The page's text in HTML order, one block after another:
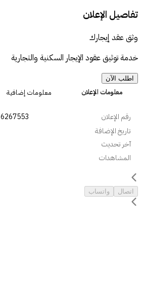
تفاصيل الإعلان
وثق عقد إيجارك
خدمة توثيق عقود الإيجار السكنية والتجارية
اطلب الآن
معلومات الإعلان معلومات إضافية
رقم الإعلان 6267553
تاريخ الإضافة
آخر تحديث
المشاهدات
اتصال واتساب